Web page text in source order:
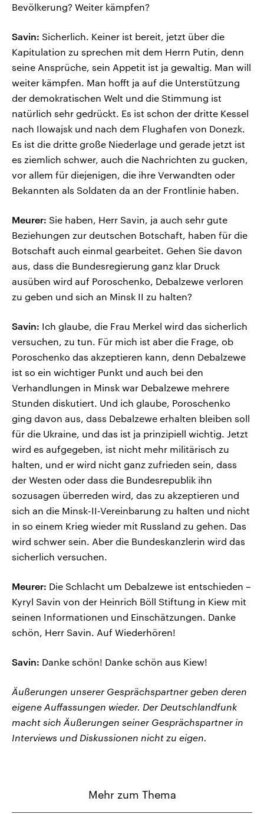
Bevölkerung? Weiter kämpfen?
Savin: Sicherlich. Keiner ist bereit, jetzt über die
Kapitulation zu sprechen mit dem Herrn Putin, denn
seine Ansprüche, sein Appetit ist ja gewaltig. Man will
weiter kämpfen. Man hofft ja auf die Unterstützung
der demokratischen Welt und die Stimmung ist
natürlich sehr gedrückt. Es ist schon der dritte Kessel
nach Ilowajsk und nach dem Flughafen von Donezk.
Es ist die dritte große Niederlage und gerade jetzt ist
es ziemlich schwer, auch die Nachrichten zu gucken,
vor allem für diejenigen, die ihre Verwandten oder
Bekannten als Soldaten da an der Frontlinie haben.
Meurer: Sie haben, Herr Savin, ja auch sehr gute
Beziehungen zur deutschen Botschaft, haben für die
Botschaft auch einmal gearbeitet. Gehen Sie davon
aus, dass die Bundesregierung ganz klar Druck
ausüben wird auf Poroschenko, Debalzewe verloren
zu geben und sich an Minsk II zu halten?
Savin: Ich glaube, die Frau Merkel wird das sicherlich
versuchen, zu tun. Für mich ist aber die Frage, ob
Poroschenko das akzeptieren kann, denn Debalzewe
ist so ein wichtiger Punkt und auch bei den
Verhandlungen in Minsk war Debalzewe mehrere
Stunden diskutiert. Und ich glaube, Poroschenko
ging davon aus, dass Debalzewe erhalten bleiben soll
für die Ukraine, und das ist ja prinzipiell wichtig. Jetzt
wird es aufgegeben, ist nicht mehr militärisch zu
halten, und er wird nicht ganz zufrieden sein, dass
der Westen oder dass die Bundesrepublik ihn
sozusagen überreden wird, das zu akzeptieren und
sich an die Minsk-II-Vereinbarung zu halten und nicht
in so einem Krieg wieder mit Russland zu gehen. Das
wird schwer sein. Aber die Bundeskanzlerin wird das
sicherlich versuchen.
Meurer: Die Schlacht um Debalzewe ist entschieden –
Kyryl Savin von der Heinrich Böll Stiftung in Kiew mit
seinen Informationen und Einschätzungen. Danke
schön, Herr Savin. Auf Wiederhören!
Savin: Danke schön! Danke schön aus Kiew!
Äußerungen unserer Gesprächspartner geben deren
eigene Auffassungen wieder. Der Deutschlandfunk
macht sich Äußerungen seiner Gesprächspartner in
Interviews und Diskussionen nicht zu eigen.
Mehr zum Thema